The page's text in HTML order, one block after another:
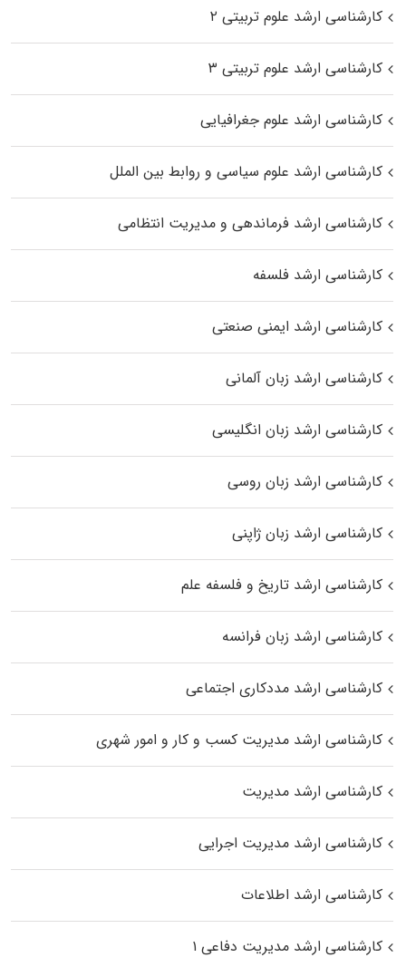
کارشناسی ارشد علوم تربیتی ۲
کارشناسی ارشد علوم تربیتی ۳
کارشناسی ارشد علوم جغرافیایی
کارشناسی ارشد علوم سیاسی و روابط بین الملل
کارشناسی ارشد فرماندهی و مدیریت انتظامی
کارشناسی ارشد فلسفه
کارشناسی ارشد ایمنی صنعتی
کارشناسی ارشد زبان آلمانی
کارشناسی ارشد زبان انگلیسی
کارشناسی ارشد زبان روسی
کارشناسی ارشد زبان ژاپنی
کارشناسی ارشد تاریخ و فلسفه علم
کارشناسی ارشد زبان فرانسه
کارشناسی ارشد مددکاری اجتماعی
کارشناسی ارشد مدیریت کسب و کار و امور شهری
کارشناسی ارشد مدیریت
کارشناسی ارشد مدیریت اجرایی
کارشناسی ارشد اطلاعات
کارشناسی ارشد مدیریت دفاعی ۱